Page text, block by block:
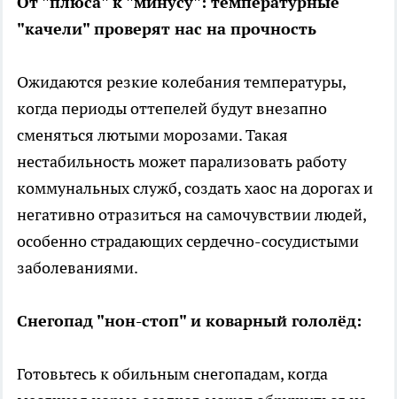
"качели" проверят нас на прочность
Ожидаются резкие колебания температуры,
когда периоды оттепелей будут внезапно
сменяться лютыми морозами. Такая
нестабильность может парализовать работу
коммунальных служб, создать хаос на дорогах и
негативно отразиться на самочувствии людей,
особенно страдающих сердечно-сосудистыми
заболеваниями.
Снегопад "нон-стоп" и коварный гололёд:
Готовьтесь к обильным снегопадам, когда